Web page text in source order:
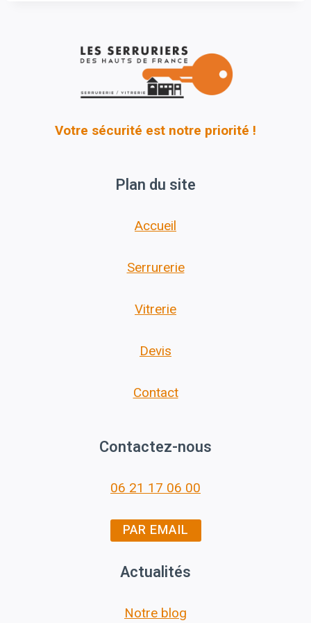
Votre sécurité est notre priorité !
Plan du site
Accueil
Serrurerie
Vitrerie
Devis
Contact
Contactez-nous
06 21 17 06 00
PAR EMAIL
Actualités
Notre blog